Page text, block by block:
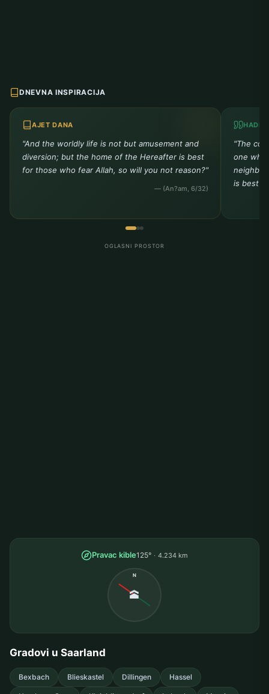
DNEVNA INSPIRACIJA
AJET DANA
"And the worldly life is not but amusement and
diversion; but the home of the Hereafter is best
for those who fear Allah, so will you not reason?"
— (An?am, 6/32)
HADIS
"The
one who
is best
OGLASNI PROSTOR
Pravac kible125° 4.234 km
N
🕋
Gradovi u Saarland
Bexbach Blieskastel Dillingen Hassel